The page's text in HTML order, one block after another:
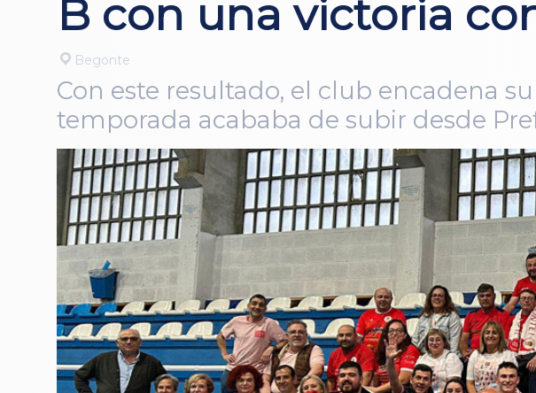
B con una victoria
Begonte
Con este resultado, el club encadena
temporada acababa de subir desde